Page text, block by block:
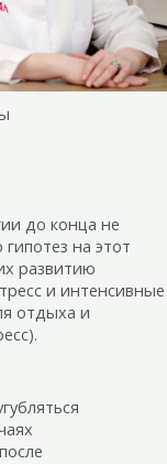
до конца не
на этот
развитию
и интенсивные
отдыха и